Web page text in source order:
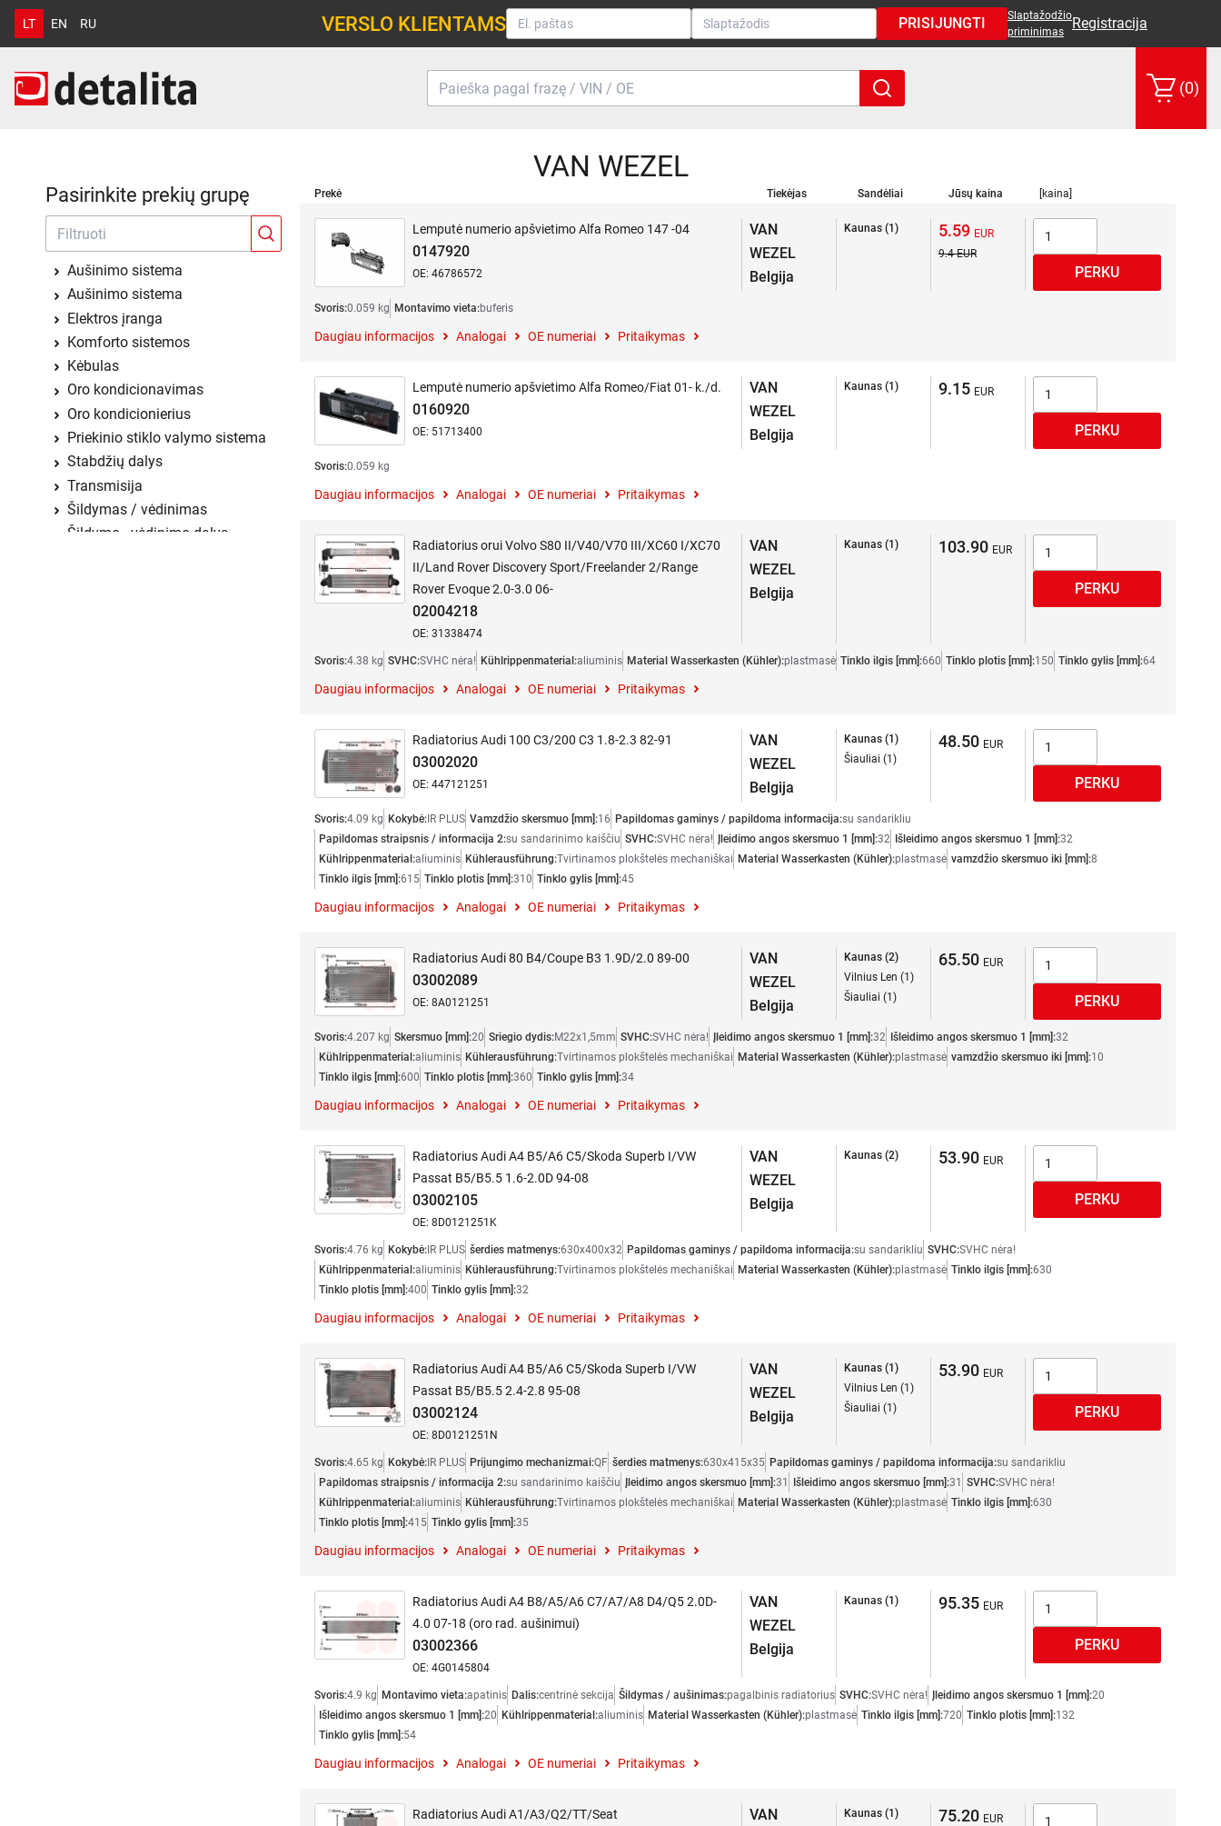
LT EN RU VERSLO KLIENTAMS PRISIJUNGTI
Slaptažodžio
priminimas
Registracija
(0)
VAN WEZEL
Pasirinkite prekių grupę
Aušinimo sistema
Aušinimo sistema
Elektros įranga
Komforto sistemos
Kėbulas
Oro kondicionavimas
Oro kondicionierius
Priekinio stiklo valymo sistema
Stabdžių dalys
Transmisija
Šildymas / vėdinimas
Šildymo - vėdinimo dalys
Prekė Tiekėjas Sandėliai Jūsų kaina [kaina]
Lemputė numerio apšvietimo Alfa Romeo 147 -04
0147920
OE: 46786572
VAN
WEZEL
Belgija
Kaunas (1) 5.59
9.4
Svoris:0.059 kg Montavimo vieta:buferis
Daugiau informacijos Analogai OE numeriai Pritaikymas
Lemputė numerio apšvietimo Alfa Romeo/Fiat 01- k./d.
0160920
OE: 51713400
VAN
WEZEL
Belgija
Kaunas (1) 9.15
Svoris:0.059 kg
Daugiau informacijos Analogai OE numeriai Pritaikymas
Radiatorius orui Volvo S80 II/V40/V70 III/XC60 I/XC70
II/Land Rover Discovery Sport/Freelander 2/Range
Rover Evoque 2.0-3.0 06-
02004218
OE: 31338474
VAN
WEZEL
Belgija
Kaunas (1) 103.90
Svoris:4.38 kg SVHC:SVHC nėra! Kühlrippenmaterial:aliuminis Material Wasserkasten (Kühler):plastmasė Tinklo ilgis [mm]:660 Tinklo plotis [mm]:150 Tinklo gylis [mm]:64
Daugiau informacijos Analogai OE numeriai Pritaikymas
Radiatorius Audi 100 C3/200 C3 1.8-2.3 82-91
03002020
OE: 447121251
VAN
WEZEL
Belgija
Kaunas (1)
Šiauliai (1)
48.50
Svoris:4.09 kg Kokybė: IR PLUS Vamzdžio skersmuo [mm]:16 Papildomas gaminys / papildoma informacija:su sandarikliu
Papildomas straipsnis / informacija 2:su sandarinimo kaiščiu SVHC:SVHC nėra! Įleidimo angos skersmuo 1 [mm]:32 Išleidimo angos skersmuo 1 [mm]:32
Kühlrippenmaterial:aliuminis Kühlerausführung:Tvirtinamos plokštelės mechaniškai Material Wasserkasten (Kühler):plastmasė vamzdžio skersmuo iki [mm]:8
Tinklo ilgis [mm]:615 Tinklo plotis [mm]:310 Tinklo gylis [mm]:45
Daugiau informacijos Analogai OE numeriai Pritaikymas
Radiatorius Audi 80 B4/Coupe B3 1.9D/2.0 89-00
03002089
OE: 8A0121251
VAN
WEZEL
Belgija
Kaunas (2)
Vilnius Len (1)
Šiauliai (1)
65.50
Svoris:4.207 kg Skersmuo [mm]:20 Sriegio dydis:M22x1,5mm SVHC:SVHC nėra! Įleidimo angos skersmuo 1 [mm]:32 Išleidimo angos skersmuo 1 [mm]:32
Kühlrippenmaterial:aliuminis Kühlerausführung:Tvirtinamos plokštelės mechaniškai Material Wasserkasten (Kühler):plastmasė vamzdžio skersmuo iki [mm]:10
Tinklo ilgis [mm]:600 Tinklo plotis [mm]:360 Tinklo gylis [mm]:34
Daugiau informacijos Analogai OE numeriai Pritaikymas
Radiatorius Audi A4 B5/A6 C5/Skoda Superb I/VW
Passat B5/B5.5 1.6-2.0D 94-08
03002105
OE: 8D0121251K
VAN
WEZEL
Belgija
Kaunas (2) 53.90
Svoris:4.76 kg Kokybė: IR PLUS šerdies matmenys:630x400x32 Papildomas gaminys / papildoma informacija:su sandarikliu SVHC:SVHC nėra!
Kühlrippenmaterial:aliuminis Kühlerausführung:Tvirtinamos plokštelės mechaniškai Material Wasserkasten (Kühler):plastmasė Tinklo ilgis [mm]:630
Tinklo plotis [mm]:400 Tinklo gylis [mm]:32
Daugiau informacijos Analogai OE numeriai Pritaikymas
Radiatorius Audi A4 B5/A6 C5/Skoda Superb I/VW
Passat B5/B5.5 2.4-2.8 95-08
03002124
OE: 8D0121251N
VAN
WEZEL
Belgija
Kaunas (1)
Vilnius Len (1)
Šiauliai (1)
53.90
Svoris:4.65 kg Kokybė: IR PLUS Prijungimo mechanizmai:QF šerdies matmenys:630x415x35 Papildomas gaminys / papildoma informacija:su sandarikliu
Papildomas straipsnis / informacija 2:su sandarinimo kaiščiu Įleidimo angos skersmuo [mm]:31 Išleidimo angos skersmuo [mm]:31 SVHC:SVHC nėra!
Kühlrippenmaterial:aliuminis Kühlerausführung:Tvirtinamos plokštelės mechaniškai Material Wasserkasten (Kühler):plastmasė Tinklo ilgis [mm]:630
Tinklo plotis [mm]:415 Tinklo gylis [mm]:35
Daugiau informacijos Analogai OE numeriai Pritaikymas
Radiatorius Audi A4 B8/A5/A6 C7/A7/A8 D4/Q5 2.0D-
4.0 07-18 (oro rad. aušinimui)
03002366
OE: 4G0145804
VAN
WEZEL
Belgija
Kaunas (1) 95.35
Svoris:4.9 kg Montavimo vieta:apatinis Dalis:centrinė sekcija Šildymas / aušinimas:pagalbinis radiatorius SVHC:SVHC nėra! Įleidimo angos skersmuo 1 [mm]:20
Išleidimo angos skersmuo 1 [mm]:20 Kühlrippenmaterial:aliuminis Material Wasserkasten (Kühler):plastmasė Tinklo ilgis [mm]:720 Tinklo plotis [mm]:132
Tinklo gylis [mm]:54
Daugiau informacijos Analogai OE numeriai Pritaikymas
Radiatorius Audi A1/A3/Q2/TT/Seat
VAN
Kaunas (1)
75.20